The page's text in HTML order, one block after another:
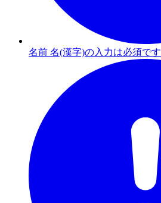
名前 名(漢字)の入力は必須です